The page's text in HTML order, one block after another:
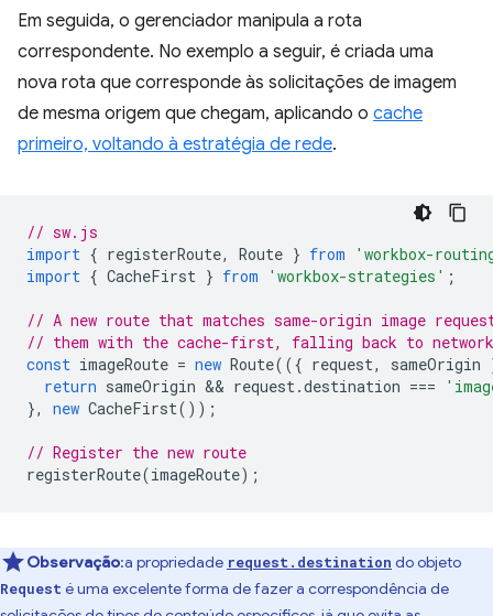
Em seguida, o gerenciador manipula a rota
correspondente. No exemplo a seguir, é criada uma
nova rota que corresponde às solicitações de imagem
de mesma origem que chegam, aplicando o cache
primeiro, voltando à estratégia de rede.
// sw.js
import { registerRoute, Route } from
'workbox-
import { CacheFirst } from 'workbox-strategies' ;
// A new route that matches same-origin image
// them with the cache-first, falling back to
const imageRoute = new Route(({ request, sameOrigin
return sameOrigin && request.destination ===
},
new CacheFirst());
// Register the new route
registerRoute(imageRoute);
Observação:a propriedade request.destination do objeto
Request é uma excelente forma de fazer a correspondência de